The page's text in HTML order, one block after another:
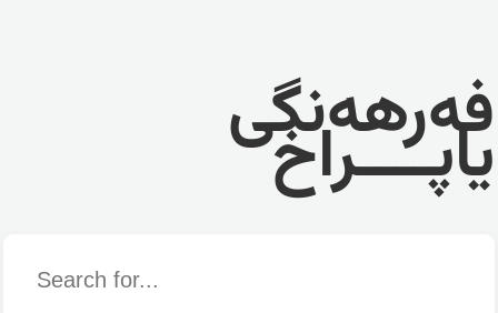
فەرهەنگی
یاپــــراخ
Word